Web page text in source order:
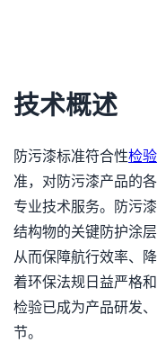
技术概述
防污漆标准符合性检验
准，对防污漆产品的
专业技术服务。防污
结构物的关键防护涂
从而保障航行效率、
着环保法规日益严格
检验已成为产品研发
节。